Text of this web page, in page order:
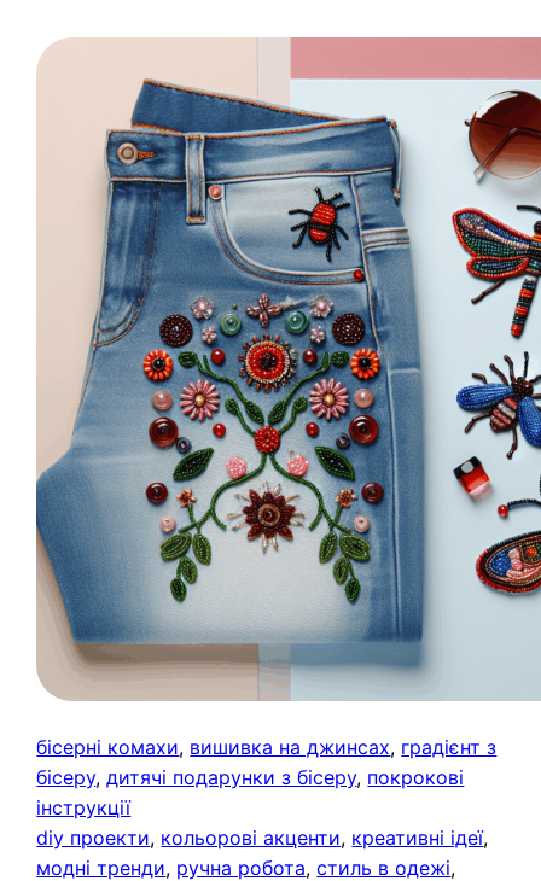
бісерні комахи, вишивка на джинсах, градієнт з
бісеру, дитячі подарунки з бісеру, покрокові
інструкції
diy проекти, кольорові акценти, креативні ідеї
модні тренди, ручна робота, стиль в одежі